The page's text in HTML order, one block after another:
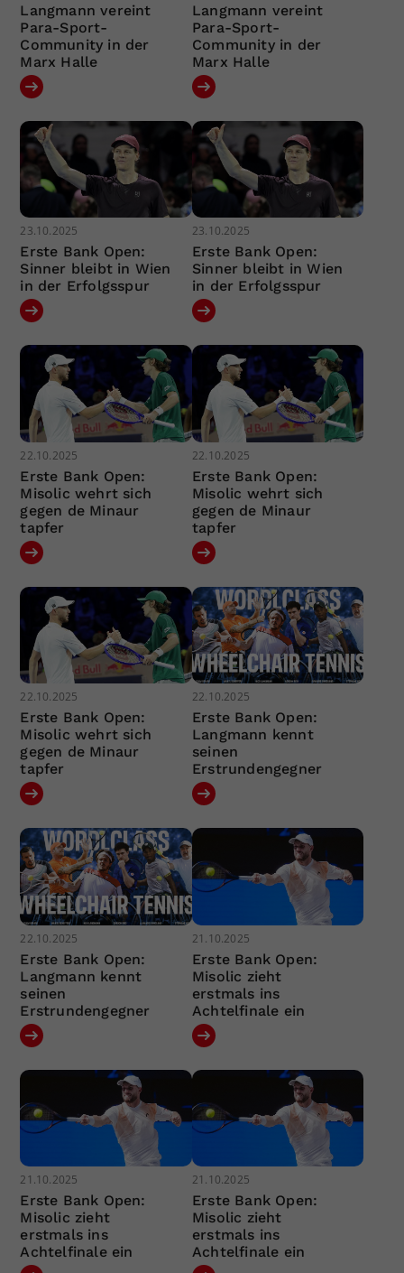
Langmann vereint
Para-Sport-
Community in der
Marx Halle
Langmann vereint
Para-Sport-
Community in der
Marx Halle
23.10.2025
Erste Bank Open:
Sinner bleibt in Wien
in der Erfolgsspur
23.10.2025
Erste Bank Open:
Sinner bleibt in Wien
in der Erfolgsspur
22.10.2025
Erste Bank Open:
Misolic wehrt sich
gegen de Minaur
tapfer
22.10.2025
Erste Bank Open:
Misolic wehrt sich
gegen de Minaur
tapfer
22.10.2025
Erste Bank Open:
Misolic wehrt sich
gegen de Minaur
tapfer
22.10.2025
Erste Bank Open:
Langmann kennt
seinen
Erstrundengegner
22.10.2025
Erste Bank Open:
Langmann kennt
seinen
Erstrundengegner
21.10.2025
Erste Bank Open:
Misolic zieht
erstmals ins
Achtelfinale ein
21.10.2025
Erste Bank Open:
Misolic zieht
erstmals ins
Achtelfinale ein
21.10.2025
Erste Bank Open:
Misolic zieht
erstmals ins
Achtelfinale ein